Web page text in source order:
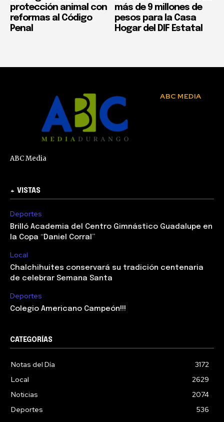
protección animal con
reformas al Código
Penal
más de 9 millones de
pesos para la Casa
Hogar del DIF Estatal
ABC MEDIA
ABC Media
+ VISTAS
Deportes
Brilló Academia del Centro Gimnástico Guadalupe en
la Copa “Daniel Corral”
Local
Chalchihuites conservará su tradición centenaria
de celebrar Semana Santa
Deportes
Colegio Americano Campeón!!!
CATEGORÍAS
Notas del Día
3172
Local
2629
Noticias
2074
Deportes
536